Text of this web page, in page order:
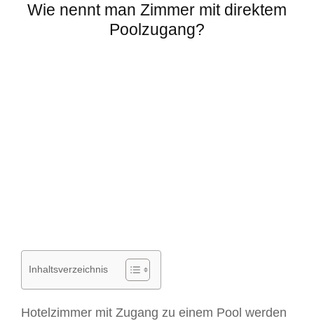
Wie nennt man Zimmer mit direktem
Poolzugang?
Inhaltsverzeichnis
Hotelzimmer mit Zugang zu einem Pool werden